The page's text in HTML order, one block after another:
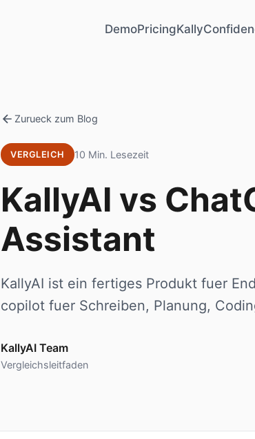
DemoPricing
Zurueck zum Blog
VERGLEICH 10 Min. Lesezeit
KallyAI vs
Assistant
KallyAI ist ein fertiges Produkt fuer
copilot fuer Schreiben, Planung,
KallyAI Team
Vergleichsleitfaden